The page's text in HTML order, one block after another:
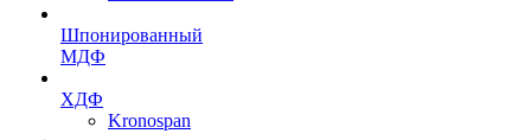
Шпонированный
МДФ
ХДФ
Kronospan